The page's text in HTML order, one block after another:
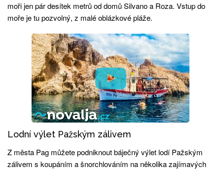
moři jen pár desítek metrů od domů Silvano a Roza. Vstup do
moře je tu pozvolný, z malé oblázkové pláže.
Lodní výlet Pažským zálivem
Z města Pag můžete podniknout báječný výlet lodí Pažským
zálivem s koupáním a šnorchlováním na několika zajímavých